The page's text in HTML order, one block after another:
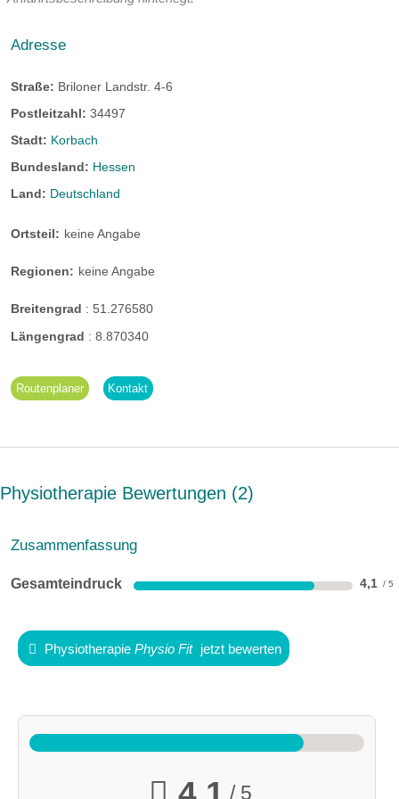
Adresse
Straße: Briloner Landstr. 4-6
Postleitzahl: 34497
Stadt: Korbach
Bundesland: Hessen
Land: Deutschland
Ortsteil: keine Angabe
Regionen: keine Angabe
Breitengrad : 51.276580
Längengrad : 8.870340
Routenplaner Kontakt
Physiotherapie Bewertungen 2
Zusammenfassung
Gesamteindruck 4,1
Physiotherapie Physio Fit jetzt bewerten
/ 5